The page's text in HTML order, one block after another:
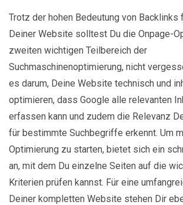
Trotz der hohen Bedeutung von Backlinks
Deiner Website solltest Du die Onpage-
zweiten wichtigen Teilbereich der
Suchmaschinenoptimierung, nicht
es darum, Deine Website technisch und
optimieren, dass Google alle relevanten
erfassen kann und zudem die Relevanz
für bestimmte Suchbegriffe erkennt. Um
Optimierung zu starten, bietet sich ein
an, mit dem Du einzelne Seiten auf die
Kriterien prüfen kannst. Für eine
Deiner kompletten Website stehen Dir